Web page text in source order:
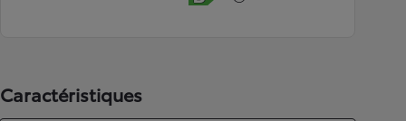
Caractéristiques